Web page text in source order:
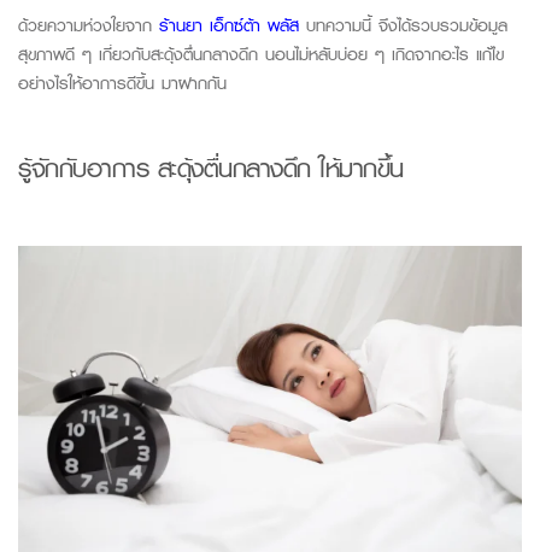
ด้วยความห่วงใยจาก ร้านยา เอ็กซ์ต้า พลัส บทความนี้ จึงได้รวบรวมข้อมูล
สุขภาพดี ๆ เกี่ยวกับสะดุ้งตื่นกลางดึก นอนไม่หลับบ่อย ๆ เกิดจากอะไร แก้ไข
อย่างไรให้อาการดีขึ้น มาฝากกัน
รู้จักกับอาการ สะดุ้งตื่นกลางดึกให้มากขึ้น